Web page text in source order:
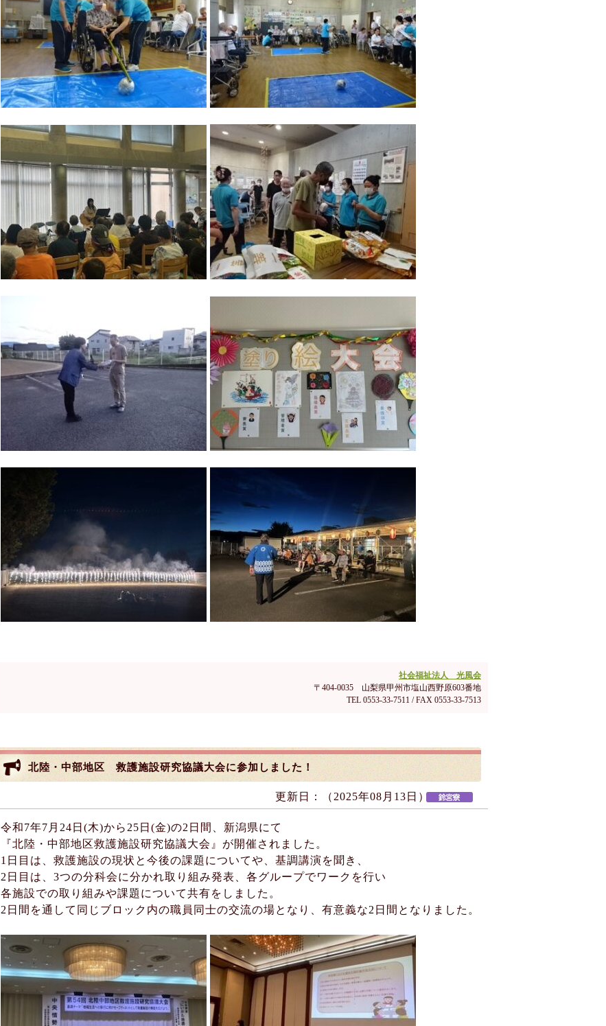
社会福祉法人 光風会
〒404-0035 山梨県甲州市塩山西野原603番地
TEL 0553-33-7511 / FAX 0553-33-7513
北陸・中部地区 救護施設研究協議大会に参加しました！
更新日：（ 2025年08月13日 ）
令和7年7月24日(木)から25日(金)の2日間、新潟県にて
『北陸・中部地区救護施設研究協議大会』が開催されました。
1日目は、救護施設の現状と今後の課題についてや、基調講演を聞き、
2日目は、3つの分科会に分かれ取り組み発表、各グループでワークを行い
各施設での取り組みや課題について共有をしました。
2日間を通して同じブロック内の職員同士の交流の場となり、有意義な2日間となりました。